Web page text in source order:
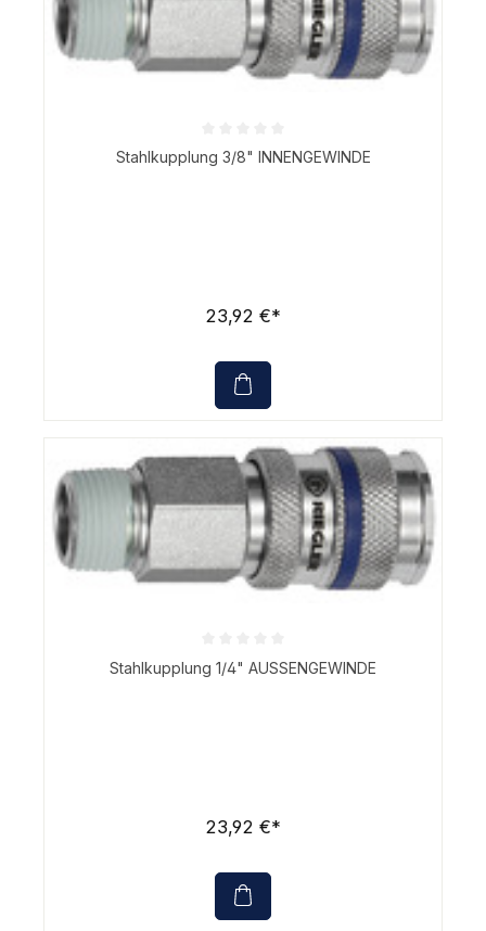
Durchschnittliche Bewertung von 0 von 5 Sternen
Stahlkupplung 3/8" INNENGEWINDE
23,92 €*
Durchschnittliche Bewertung von 0 von 5 Sternen
Stahlkupplung 1/4" AUSSENGEWINDE
23,92 €*